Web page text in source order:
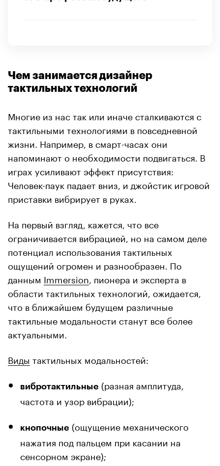
Чем занимается дизайнер
тактильных технологий
Многие из нас так или иначе сталкиваются с
тактильными технологиями в повседневной
жизни. Например, в смарт-часах они
напоминают о необходимости подвигаться. В
играх усиливают эффект присутствия:
Человек-паук падает вниз, и джойстик игровой
приставки вибрирует в руках.
На первый взгляд, кажется, что все
ограничивается вибрацией, но на самом деле
потенциал использования тактильных
ощущений огромен и разнообразен. По
данным Immersion , пионера и эксперта в
области тактильных технологий, ожидается,
что в ближайшем будущем различные
тактильные модальности станут все более
актуальными.
Виды тактильных модальностей:
вибротактильные (разная амплитуда,
частота и узор вибрации);
кнопочные (ощущение механического
нажатия под пальцем при касании на
сенсорном экране);